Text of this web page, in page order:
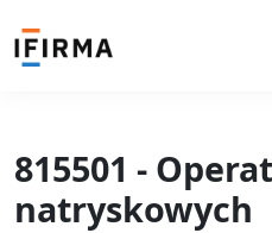
815501 -
natryskowych